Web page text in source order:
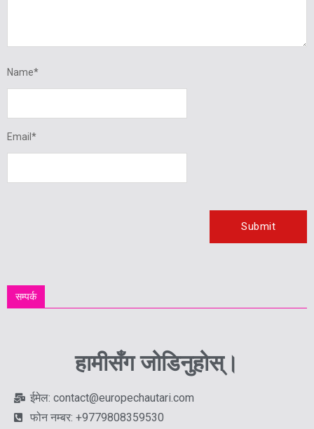
Name*
Email *
सम्पर्क
हामीसँग जोडिनुहोस्।
ईमेल: contact@europechautari.com
फोन नम्बर: +9779808359530